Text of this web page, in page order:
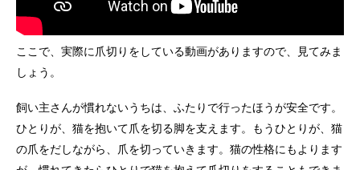
ここで、実際に爪切りをしている動画がありますので、見てみま
しょう。
飼い主さんが慣れないうちは、ふたりで行ったほうが安全です。
ひとりが、猫を抱いて爪を切る脚を支えます。もうひとりが、猫
の爪をだしながら、爪を切っていきます。猫の性格にもよります